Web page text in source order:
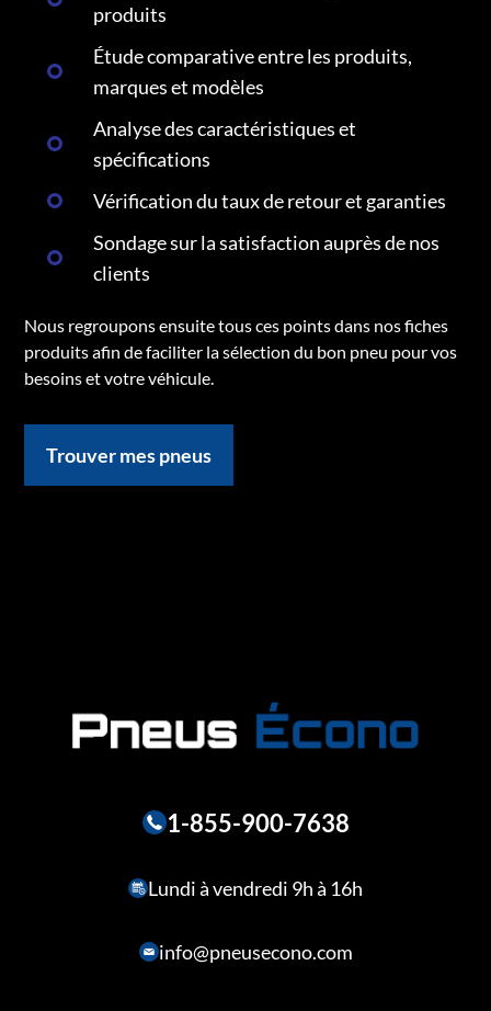
produits
Étude comparative entre les produits,
marques et modèles
Analyse des caractéristiques et
spécifications
Vérification du taux de retour et garanties
Sondage sur la satisfaction auprès de nos
clients
Nous regroupons ensuite tous ces points dans nos fiches
produits afin de faciliter la sélection du bon pneu pour vos
besoins et votre véhicule.
Trouver mes pneus
1-855-900-7638
Lundi à vendredi 9h à 16h
info@pneusecono.com